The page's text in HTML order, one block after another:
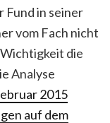
in seiner
vom Fach nicht
die
Analyse
2015
auf dem